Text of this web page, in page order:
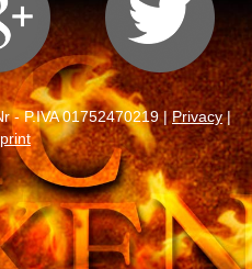
- P.IVA 01752470219 |Privacy|